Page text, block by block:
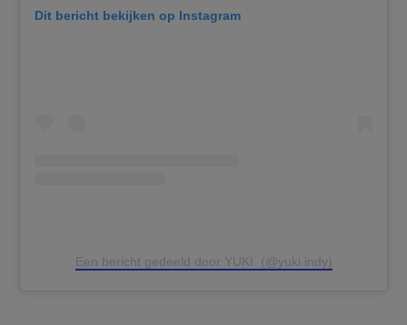
Dit bericht bekijken op Instagram
Een bericht gedeeld door YUKI. (@yuki.indy)